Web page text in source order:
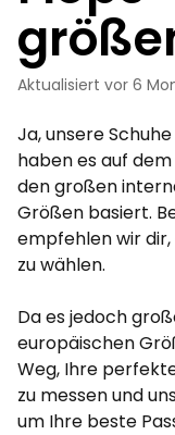
Aktualisiert vor 6
Ja, unsere
haben es auf
den großen
Größen basiert.
empfehlen wir
zu wählen.
Da es jedoch
europäischen
Weg, Ihre
zu messen und
um Ihre beste